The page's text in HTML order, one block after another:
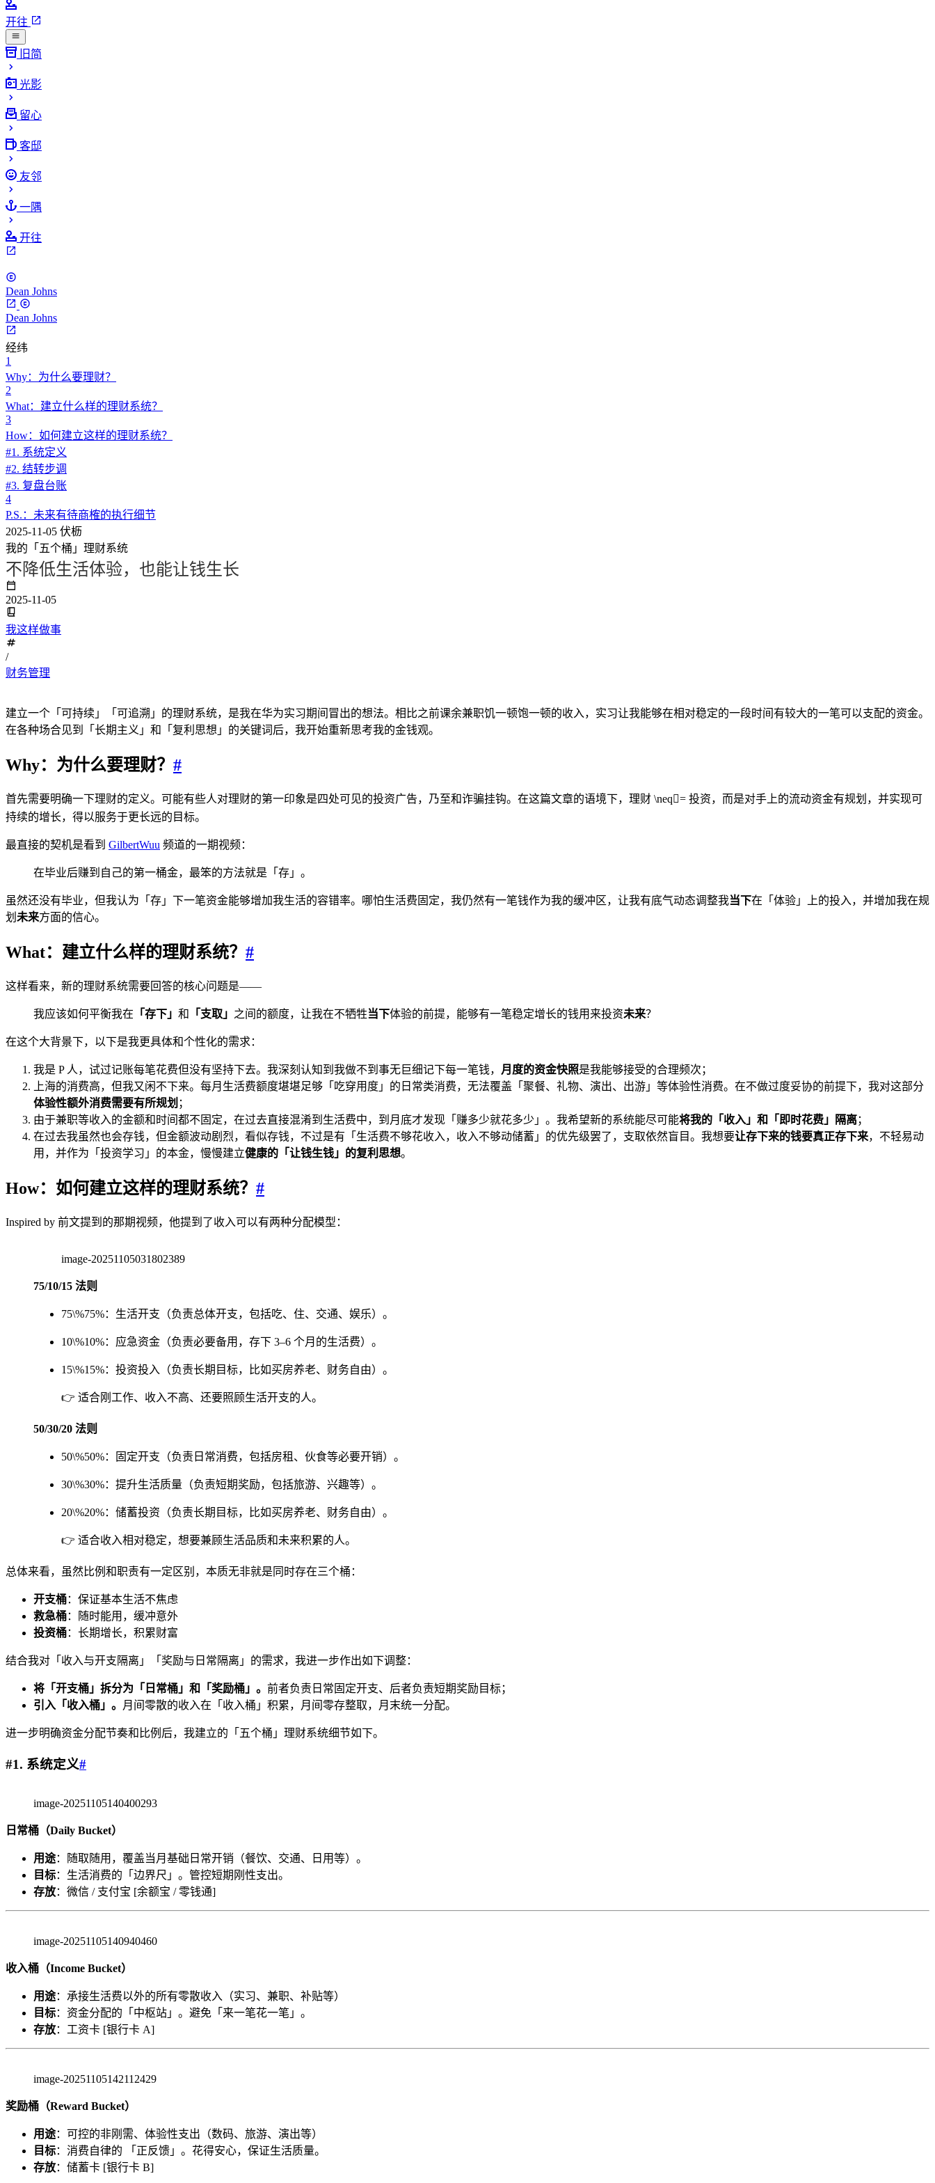
开往
旧简
光影
留心
客邸
友邻
一隅
开往
Dean Johns
Dean Johns
经纬
1
Why：为什么要理财？
2
What：建立什么样的理财系统？
3
How：如何建立这样的理财系统？
#1. 系统定义
#2. 结转步调
#3. 复盘台账
4
P.S.：未来有待商榷的执行细节
2025-11-05 伏枥
我的「五个桶」理财系统
不降低生活体验，也能让钱生长
2025-11-05
我这样做事
/
财务管理
建立一个「可持续」「可追溯」的理财系统，是我在华为实习期间冒出的想法。相比之前课余兼职饥一顿饱一顿的收入，实习让我能够在相对稳定的一段时间有较大的一笔可以支配的资金。
在各种场合见到「长期主义」和「复利思想」的关键词后，我开始重新思考我的金钱观。
Why：为什么要理财？ #
首先需要明确一下理财的定义。可能有些人对理财的第一印象是四处可见的投资广告，乃至和诈骗挂钩。在这篇文章的语境下，理财 \neq= 投资，而是对手上的流动资金有规划，并实现可
持续的增长，得以服务于更长远的目标。
最直接的契机是看到 GilbertWuu 频道的一期视频：
在毕业后赚到自己的第一桶金，最笨的方法就是「存」。
虽然还没有毕业，但我认为「存」下一笔资金能够增加我生活的容错率。哪怕生活费固定，我仍然有一笔钱作为我的缓冲区，让我有底气动态调整我当下在「体验」上的投入，并增加我在规
划 未来方面的信心。
What：建立什么样的理财系统？ #
这样看来，新的理财系统需要回答的核心问题是——
我应该如何平衡我在 「存下」 和 「支取」 之间的额度，让我在不牺牲当下体验的前提，能够有一笔稳定增长的钱用来投资未来？
在这个大背景下，以下是我更具体和个性化的需求：
我是 P 人，试过记账每笔花费但没有坚持下去。我深刻认知到我做不到事无巨细记下每一笔钱， 月度的资金快照是我能够接受的合理频次；
上海的消费高，但我又闲不下来。每月生活费额度堪堪足够「吃穿用度」的日常类消费，无法覆盖「聚餐、礼物、演出、出游」等体验性消费。在不做过度妥协的前提下，我对这部分
体验性额外消费需要有所规划 ；
由于兼职等收入的金额和时间都不固定，在过去直接混淆到生活费中，到月底才发现「赚多少就花多少」。我希望新的系统能尽可能将我的「收入」和「即时花费」隔离；
在过去我虽然也会存钱，但金额波动剧烈，看似存钱，不过是有「生活费不够花收入，收入不够动储蓄」的优先级罢了，支取依然盲目。我想要让存下来的钱要真正存下来，不轻易动
用，并作为「投资学习」的本金，慢慢建立健康的「让钱生钱」的复利思想。
How：如何建立这样的理财系统？ #
Inspired by 前文提到的那期视频，他提到了收入可以有两种分配模型：
image-20251105031802389
75/10/15 法则
75\%75%：生活开支（负责总体开支，包括吃、住、交通、娱乐）。
10\%10%：应急资金（负责必要备用，存下 3–6 个月的生活费）。
15\%15%：投资投入（负责长期目标，比如买房养老、财务自由）。
👉 适合刚工作、收入不高、还要照顾生活开支的人。
50/30/20 法则
50\%50%：固定开支（负责日常消费，包括房租、伙食等必要开销）。
30\%30%：提升生活质量（负责短期奖励，包括旅游、兴趣等）。
20\%20%：储蓄投资（负责长期目标，比如买房养老、财务自由）。
👉 适合收入相对稳定，想要兼顾生活品质和未来积累的人。
总体来看，虽然比例和职责有一定区别，本质无非就是同时存在三个桶：
开支桶：保证基本生活不焦虑
救急桶：随时能用，缓冲意外
投资桶：长期增长，积累财富
结合我对「收入与开支隔离」「奖励与日常隔离」的需求，我进一步作出如下调整：
将「开支桶」拆分为「日常桶」和「奖励桶」。 前者负责日常固定开支、后者负责短期奖励目标；
引入「收入桶」。
月间零散的收入在「收入桶」积累，月间零存整取，月末统一分配。
进一步明确资金分配节奏和比例后，我建立的「五个桶」理财系统细节如下。
#1. 系统定义#
image-20251105140400293
日常桶（Daily Bucket）
用途：随取随用，覆盖当月基础日常开销（餐饮、交通、日用等）。
目标：生活消费的「边界尺」。管控短期刚性支出。
存放：微信 / 支付宝 [余额宝 / 零钱通]
image-20251105140940460
收入桶（Income Bucket）
用途：承接生活费以外的所有零散收入（实习、兼职、补贴等）
目标：资金分配的「中枢站」。避免「来一笔花一笔」。
存放：工资卡 [银行卡 A]
image-20251105142112429
奖励桶（Reward Bucket）
用途：可控的非刚需、体验性支出（数码、旅游、演出等）
目标：消费自律的 「正反馈」。花得安心，保证生活质量。
存放：储蓄卡 [银行卡 B]